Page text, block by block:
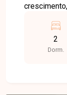
farmácias
praticidade e
2
Dorm.